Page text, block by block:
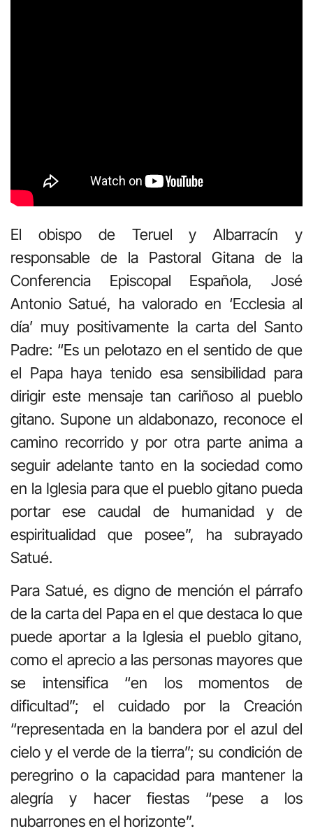
El obispo de Teruel y Albarracín y
responsable de la Pastoral Gitana de la
Conferencia Episcopal Española, José
Antonio Satué, ha valorado en ‘Ecclesia al
día’ muy positivamente la carta del Santo
Padre: “Es un pelotazo en el sentido de que
el Papa haya tenido esa sensibilidad para
dirigir este mensaje tan cariñoso al pueblo
gitano. Supone un aldabonazo, reconoce el
camino recorrido y por otra parte anima a
seguir adelante tanto en la sociedad como
en la Iglesia para que el pueblo gitano pueda
portar ese caudal de humanidad y de
espiritualidad que posee”, ha subrayado
Satué.
Para Satué, es digno de mención el párrafo
de la carta del Papa en el que destaca lo que
puede aportar a la Iglesia el pueblo gitano,
como el aprecio a las personas mayores que
se intensifica “en los momentos de
dificultad”; el cuidado por la Creación
“representada en la bandera por el azul del
cielo y el verde de la tierra”; su condición de
peregrino o la capacidad para mantener la
alegría y hacer fiestas “pese a los
nubarrones en el horizonte”.